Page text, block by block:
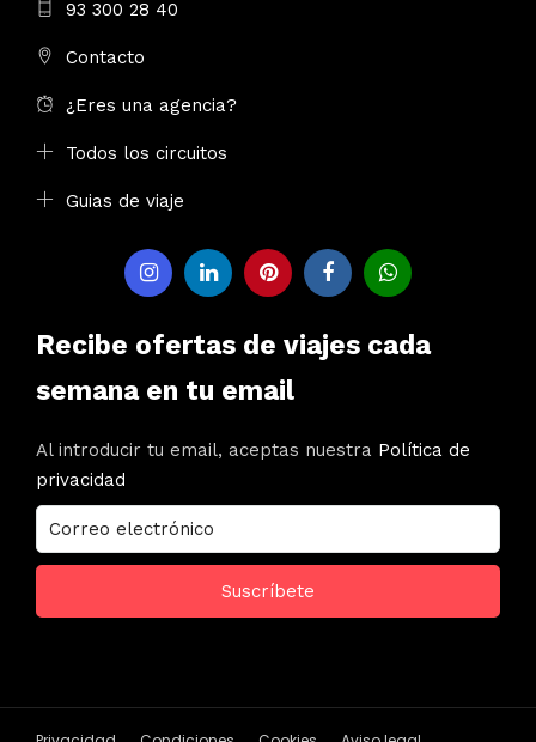
93 300 28 40
Contacto
¿Eres una agencia?
Todos los circuitos
Guias de viaje
Recibe ofertas de viajes cada
semana en tu email
Al introducir tu email, aceptas nuestra Política de
privacidad